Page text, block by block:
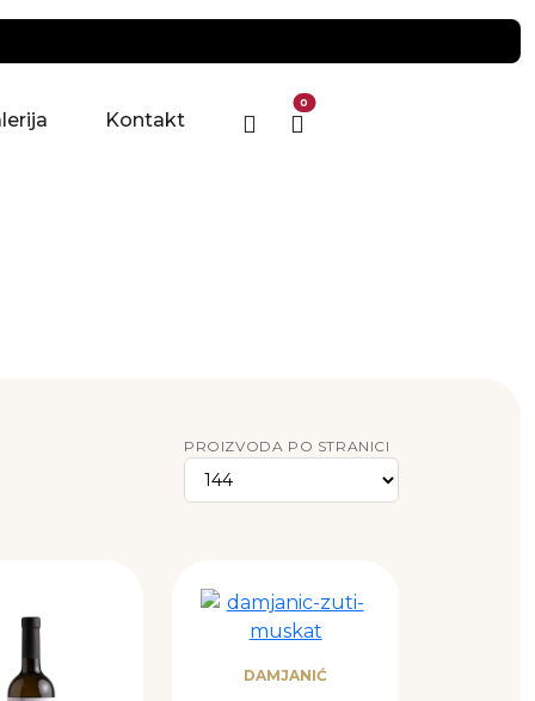
Kontakt
0
PROIZVODA PO STRANICI
DAMJANIĆ